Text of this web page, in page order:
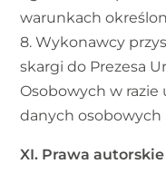
warunkach
8. Wykonawcy
skargi do Prezesa
Osobowych w razie
danych osobowych
XI. Prawa autorskie